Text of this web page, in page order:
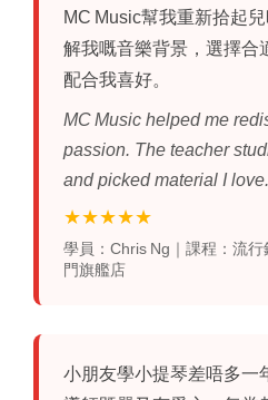
MC Music幫我重新拾起
解我嘅音樂背景，選擇合
配合我喜好。
MC Music helped me
passion. The teacher
and picked material I love.
★★★★★
學員：Chris Ng｜課程：流
門旗艦店
小朋友學小提琴差唔多一